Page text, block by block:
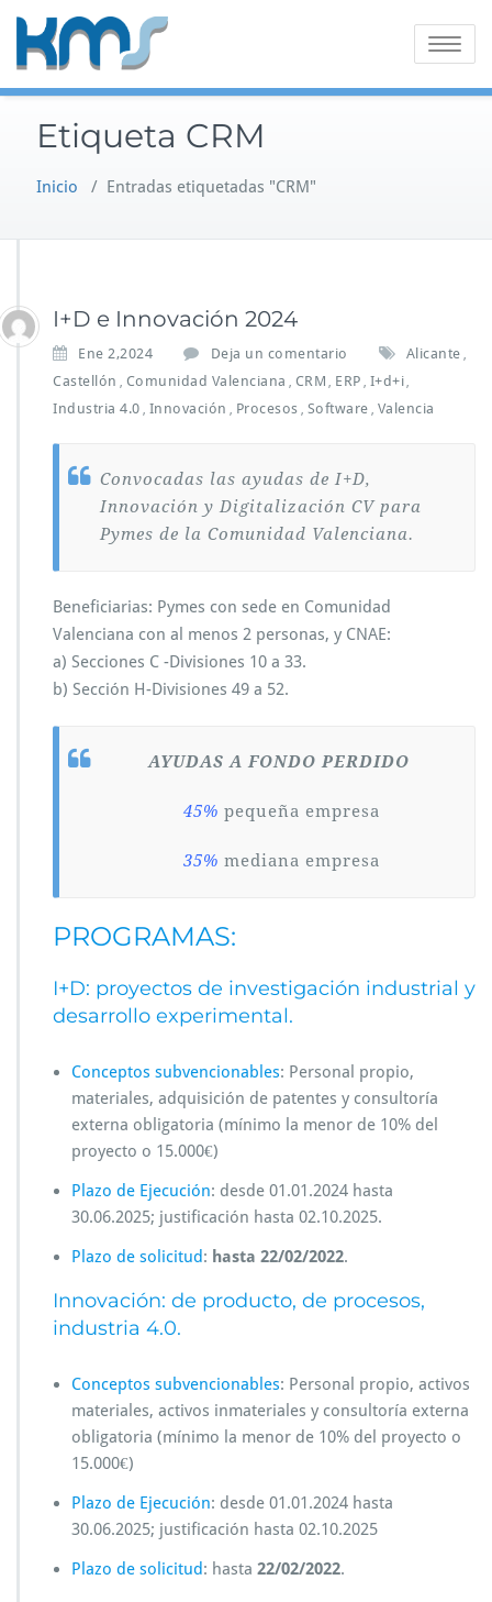
contenido
Alternar
Etiqueta CRM
Inicio / Entradas etiquetadas "CRM"
I+D e Innovación 2024
Ene 2,2024 Deja un comentario Alicante
Castellón Comunidad Valenciana CRM ERP I+d+i
Industria 4.0 Innovación Procesos Software Valencia
Convocadas las ayudas de I+D,
Innovación y Digitalización CV para
Pymes de la Comunidad Valenciana.
Beneficiarias: Pymes con sede en Comunidad
Valenciana con al menos 2 personas, y CNAE:
a) Secciones C -Divisiones 10 a 33.
b) Sección H-Divisiones 49 a 52.
AYUDAS A FONDO PERDIDO
45% pequeña empresa
35% mediana empresa
PROGRAMAS:
I+D: proyectos de investigación industrial y
desarrollo experimental.
Conceptos subvencionables: Personal propio,
materiales, adquisición de patentes y consultoría
externa obligatoria (mínimo la menor de 10% del
proyecto o 15.000€)
Plazo de Ejecución: desde 01.01.2024 hasta
30.06.2025; justificación hasta 02.10.2025.
Plazo de solicitud: hasta 22/02/2022.
Innovación: de producto, de procesos,
industria 4.0.
Conceptos subvencionables: Personal propio, activos
materiales, activos inmateriales y consultoría externa
obligatoria (mínimo la menor de 10% del proyecto o
15.000€)
Plazo de Ejecución: desde 01.01.2024 hasta
30.06.2025; justificación hasta 02.10.2025
Plazo de solicitud: hasta 22/02/2022.